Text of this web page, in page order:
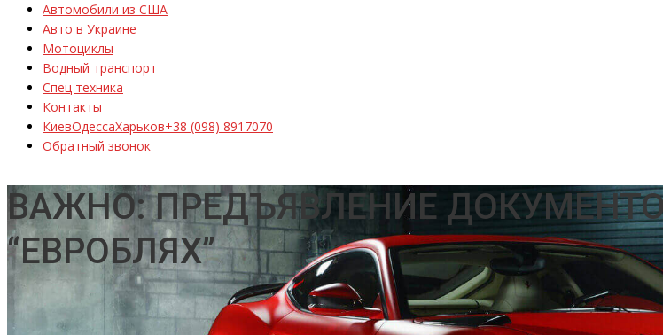
Автомобили из США
Авто в Украине
Мотоциклы
Водный транспорт
Спец техника
Контакты
КиевОдессаХарьков+38 (098) 8917070
Обратный звонок
ВАЖНО: ПРЕДЪЯВЛЕНИЕ
“ЕВРОБЛЯХ”